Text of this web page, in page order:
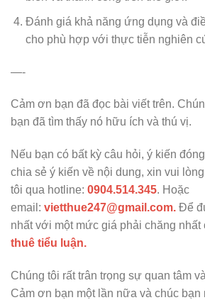
Đánh giá khả năng ứng dụng và
cho phù hợp với thực tiễn nghiên
—-
Cảm ơn bạn đã đọc bài viết trên.
bạn đã tìm thấy nó hữu ích và thú vị.
Nếu bạn có bất kỳ câu hỏi, ý kiến
chia sẻ ý kiến về nội dung, xin vui
tôi qua hotline: 0904.514.345. Hoặc
email: vietthue247@gmail.com. Để
nhất với một mức giá phải chăng nhất
thuê tiểu luận.
Chúng tôi rất trân trọng sự quan tâm
Cảm ơn bạn một lần nữa và chúc bạn